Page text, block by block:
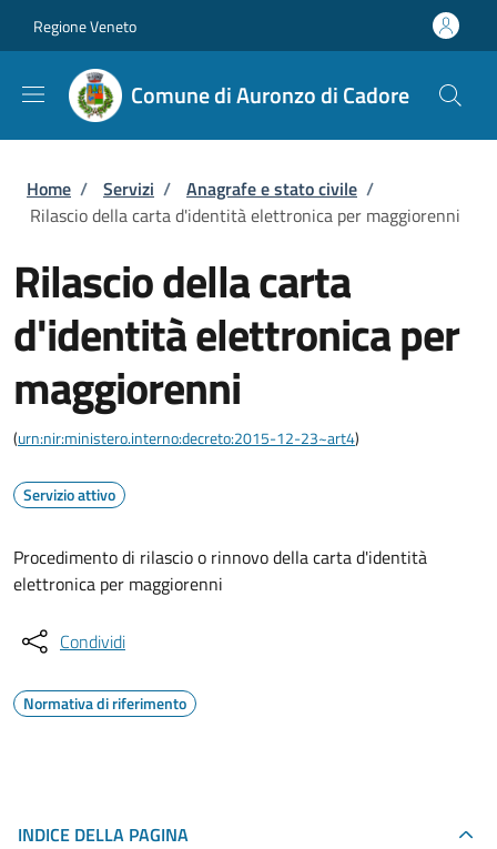
Regione Veneto
Comune di Auronzo di Cadore
Briciole di pane
Home / Servizi / Anagrafe e stato civile /
Rilascio della carta d'identità elettronica per maggiorenni
Rilascio della carta
d'identità elettronica per
maggiorenni
(urn:nir:ministero.interno:decreto:2015-12-23~art4)
Servizio attivo
Procedimento di rilascio o rinnovo della carta d'identità
elettronica per maggiorenni
Condividi
Normativa di riferimento
INDICE DELLA PAGINA